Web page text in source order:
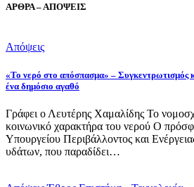
ΑΡΘΡΑ – ΑΠΟΨΕΙΣ
Απόψεις
«Το νερό στο απόσπασμα» – Συγκεντρωτισμός
ένα δημόσιο αγαθό
Γράφει ο Λευτέρης Χαμαλίδης Το
κοινωνικό χαρακτήρα του νερού Ο
Υπουργείου Περιβάλλοντος και
υδάτων, που παραδίδει…